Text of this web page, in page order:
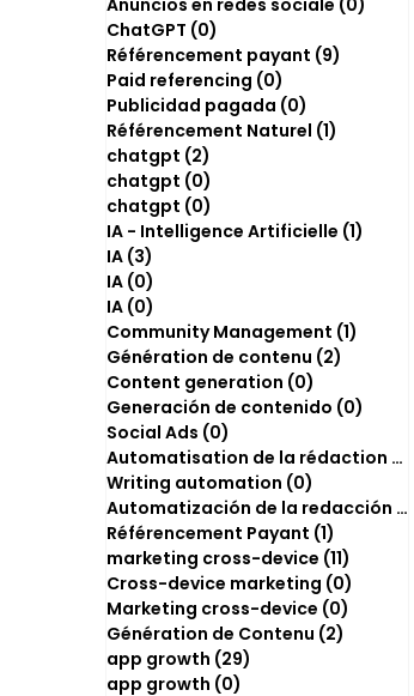
ChatGPT (0)
Référencement payant (9)
Paid referencing (0)
Publicidad pagada (0)
Référencement Naturel (1)
chatgpt (2)
chatgpt (0)
chatgpt (0)
IA - Intelligence Artificielle (1)
IA (3)
IA (0)
IA (0)
Community Management (1)
Génération de contenu (2)
Content generation (0)
Generación de contenido (0)
Social Ads (0)
Automatisation de la rédaction (2)
Writing automation (0)
Automatización de la redacción (0)
Référencement Payant (1)
marketing cross-device (11)
Cross-device marketing (0)
Marketing cross-device (0)
Génération de Contenu (2)
app growth (29)
app growth (0)